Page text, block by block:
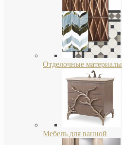
Отделочные материалы
Мебель для ванной